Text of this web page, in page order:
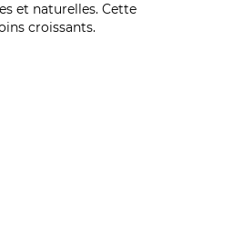
et naturelles. Cette
croissants.